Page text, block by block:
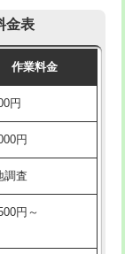
円~
円
円
円+材料費
金表
作業料金
円
円
調査
円～